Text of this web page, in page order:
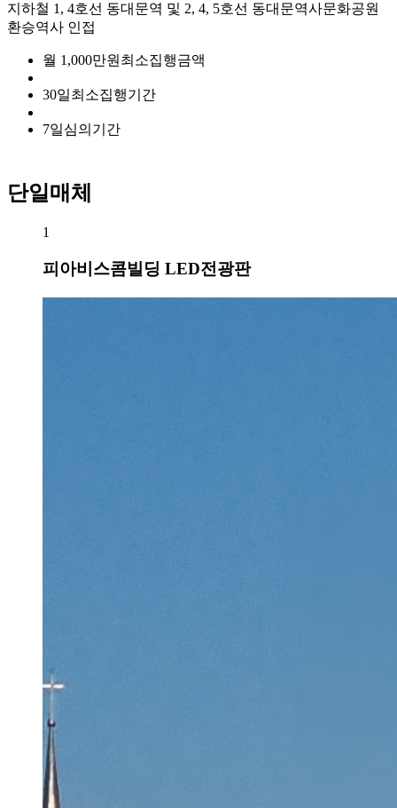
지하철 1, 4호선 동대문역 및 2, 4, 5호선 동대문역사문화공원
환승역사 인접
월 1,000만원 최소집행금액
30일최소집행기간
7일심의기간
단일매체
1
피아비스콤빌딩 LED전광판